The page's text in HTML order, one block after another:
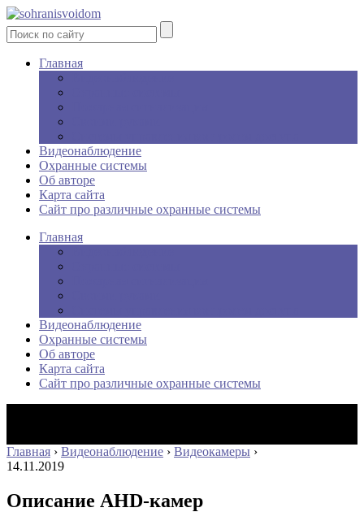
Главная
Видеонаблюдение
Охранные системы
Об авторе
Карта сайта
Сайт про различные охранные системы
Главная
Видеонаблюдение
Охранные системы
Об авторе
Карта сайта
Сайт про различные охранные системы
Главная › Видеонаблюдение › Видеокамеры ›
14.11.2019
Описание AHD-камер